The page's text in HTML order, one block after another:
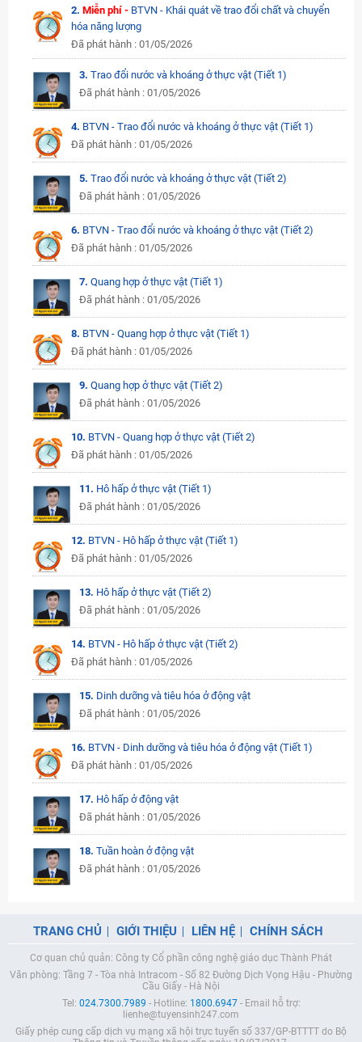
2.Miễn phí - BTVN - Khái quát về trao đổi chất và chuyển
hóa năng lượng
Đã phát hành : 01/05/2026
3. Trao đổi nước và khoáng ở thực vật (Tiết 1)
Đã phát hành : 01/05/2026
4. BTVN - Trao đổi nước và khoáng ở thực vật (Tiết 1)
Đã phát hành : 01/05/2026
5. Trao đổi nước và khoáng ở thực vật (Tiết 2)
Đã phát hành : 01/05/2026
6. BTVN - Trao đổi nước và khoáng ở thực vật (Tiết 2)
Đã phát hành : 01/05/2026
7. Quang hợp ở thực vật (Tiết 1)
Đã phát hành : 01/05/2026
8. BTVN - Quang hợp ở thực vật (Tiết 1)
Đã phát hành : 01/05/2026
9. Quang hợp ở thực vật (Tiết 2)
Đã phát hành : 01/05/2026
10. BTVN - Quang hợp ở thực vật (Tiết 2)
Đã phát hành : 01/05/2026
11. Hô hấp ở thực vật (Tiết 1)
Đã phát hành : 01/05/2026
12. BTVN - Hô hấp ở thực vật (Tiết 1)
Đã phát hành : 01/05/2026
13. Hô hấp ở thực vật (Tiết 2)
Đã phát hành : 01/05/2026
14. BTVN - Hô hấp ở thực vật (Tiết 2)
Đã phát hành : 01/05/2026
15. Dinh dưỡng và tiêu hóa ở động vật
Đã phát hành : 01/05/2026
16. BTVN - Dinh dưỡng và tiêu hóa ở động vật (Tiết 1)
Đã phát hành : 01/05/2026
17. Hô hấp ở động vật
Đã phát hành : 01/05/2026
18. Tuần hoàn ở động vật
Đã phát hành : 01/05/2026
TRANG CHỦ GIỚI THIỆU LIÊN HỆ CHÍNH SÁCH
Cơ quan chủ quản: Công ty Cổ phần công nghệ giáo dục Thành Phát
Văn phòng: Tầng 7 - Tòa nhà Intracom - Số 82 Đường Dịch Vọng Hậu - Phường
Cầu Giấy - Hà Nội
Tel: 024.7300.7989 - Hotline: 1800.6947- Email hỗ trợ:
lienhe@tuyensinh247.com
Giấy phép cung cấp dịch vụ mạng xã hội trực tuyến số 337/GP-BTTTT do Bộ